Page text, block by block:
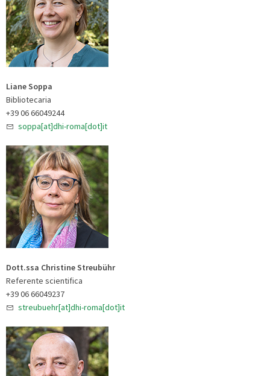
Liane Soppa
Bibliotecaria
+39 06 66049244
soppa[at]dhi-roma[dot]it
Dott.ssa Christine Streubühr
Referente scientifica
+39 06 66049237
streubuehr[at]dhi-roma[dot]it